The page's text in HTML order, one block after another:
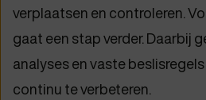
verplaatsen en controleren.
gaat een stap verder. Daarbij
analyses en vaste
continu te verbeteren.